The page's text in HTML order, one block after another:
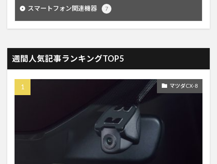
スマートフォン関連機器 7
週間人気記事ランキングTOP5
マツダCX-8